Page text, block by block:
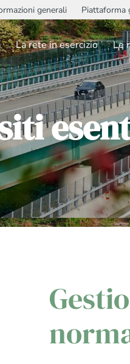
generali Piattaforma
La rete in esercizio Le